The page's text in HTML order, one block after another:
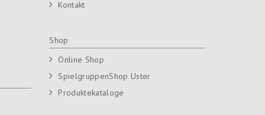
Kontakt
Shop
Online Shop
SpielgruppenShop Uster
Produktekataloge